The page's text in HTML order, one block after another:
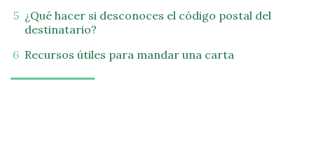
¿Qué hacer si desconoces el código postal del
destinatario?
Recursos útiles para mandar una carta